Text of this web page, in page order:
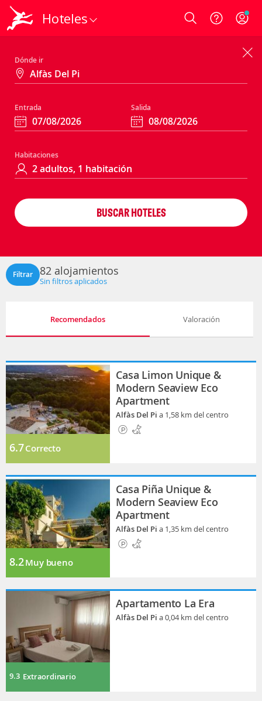
Hoteles Login
Dónde ir
Entrada Salida
Habitaciones
BUSCAR HOTELES
Filtrar 82 alojamientos
Sin filtros aplicados
Recomendados Valoración
6.7Correcto
Casa Limon Unique &
Modern Seaview Eco
Apartment
Alfàs Del Pia 1,58 km del centro
8.2Muy bueno
Casa Piña Unique &
Modern Seaview Eco
Apartment
Alfàs Del Pia 1,35 km del centro
9.3 Extraordinario
Apartamento La Era
Alfàs Del Pia 0,04 km del centro